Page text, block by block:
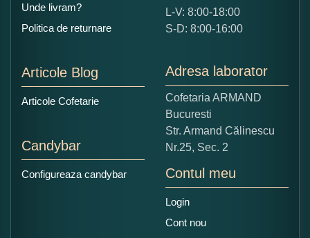
Ce nota acordati acestui produs?
5
Copiati alaturi numarul din imagine:
Unde livram?
Politica de returnare
Articole Blog
Articole Cofetarie
Candybar
Configureaza candybar
L-V: 8:00-18:00
S-D: 8:00-16:00
Adresa laborator
Cofetaria ARMAND
Bucuresti
Str. Armand Călinescu
Nr.25, Sec. 2
Contul meu
Login
Cont nou